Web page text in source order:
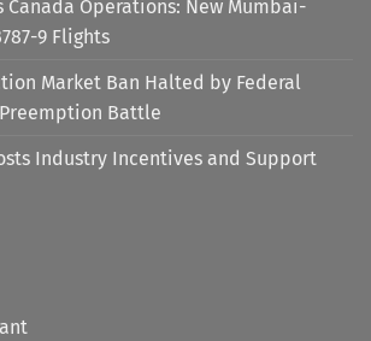
Operations: New Mumbai-
9 Flights
Market Ban Halted by Federal
Preemption Battle
Industry Incentives and Support